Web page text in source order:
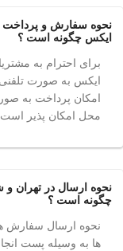
نحوه سفارش و پرداخت
ایکس چگونه است ؟
برای احترام به
ایکس به صورت تلفنی
امکان پرداخت به
محل امکان پذیر
نحوه ارسال در تهران و
چگونه است ؟
نحوه ارسال سفارش
ها به وسیله پست